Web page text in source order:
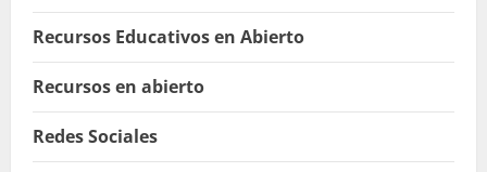
Recursos Educativos en Abierto
Recursos en abierto
Redes Sociales